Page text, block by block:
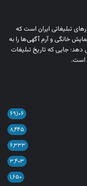
تبلیغاتی ایران است که
خانگی و آرم‌ آگهی‌ها را به‌
جایی که تاریخ تبلیغات
است.
۶۹,۱۰۶
۸,۴۴۵
۶,۳۳۳
۳,۴۰۳
۱,۶۵۰